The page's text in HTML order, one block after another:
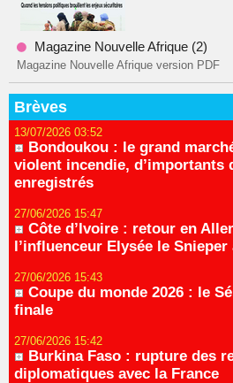
Magazine Nouvelle Afrique (2)
Magazine Nouvelle Afrique version PDF
Brèves
13/07/2026 03:52
Bondoukou : le grand
violent incendie, d’importants
enregistrés
27/06/2026 15:47
Côte d’Ivoire : retour en
l’influenceur Elysée le
27/06/2026 15:43
Coupe du monde 2026 : le
finale
27/06/2026 15:42
Burkina Faso : rupture des
diplomatiques avec la France